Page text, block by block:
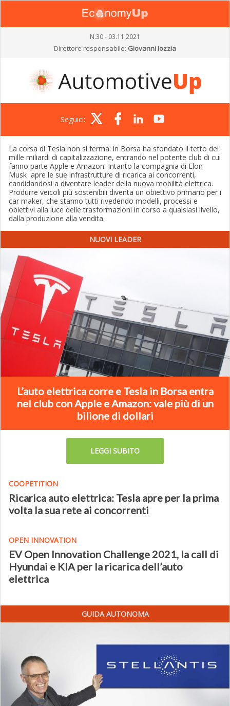
N.30 - 03.11.2021
Direttore responsabile: Giovanni Iozzia
Seguici:
La corsa di Tesla non si ferma: in Borsa ha sfondato il tetto dei
mille miliardi di capitalizzazione, entrando nel potente club di cui
fanno parte Apple e Amazon. Intanto la compagnia di Elon
Musk apre le sue infrastrutture di ricarica ai concorrenti,
candidandosi a diventare leader della nuova mobilità elettrica.
Produrre veicoli più sostenibili diventa un obiettivo primario per i
car maker, che stanno tutti rivedendo modelli, processi e
obiettivi alla luce delle trasformazioni in corso a qualsiasi livello,
dalla produzione alla vendita.
NUOVI LEADER
L’auto elettrica corre e Tesla in Borsa entra
nel club con Apple e Amazon: vale più di un
bilione di dollari
LEGGI SUBITO
COOPETITION
Ricarica auto elettrica: Tesla apre per la prima
volta la sua rete ai concorrenti
OPEN INNOVATION
EV Open Innovation Challenge 2021, la call di
Hyundai e KIA per la ricarica dell’auto
elettrica
GUIDA AUTONOMA